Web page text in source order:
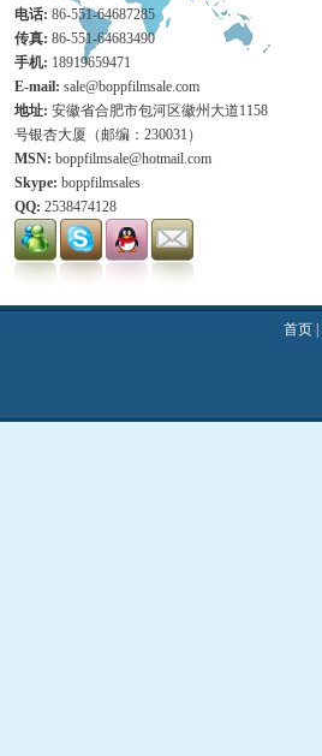
电话: 86-551-64687285
传真: 86-551-64683490
手机: 18919659471
E-mail: sale@boppfilmsale.com
地址: 安徽省合肥市包河区徽州大道1158
号银杏大厦（邮编：230031）
MSN: boppfilmsale@hotmail.com
Skype: boppfilmsales
QQ: 2538474128
首页